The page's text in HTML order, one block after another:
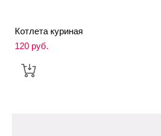
Котлета куриная
120 pуб.